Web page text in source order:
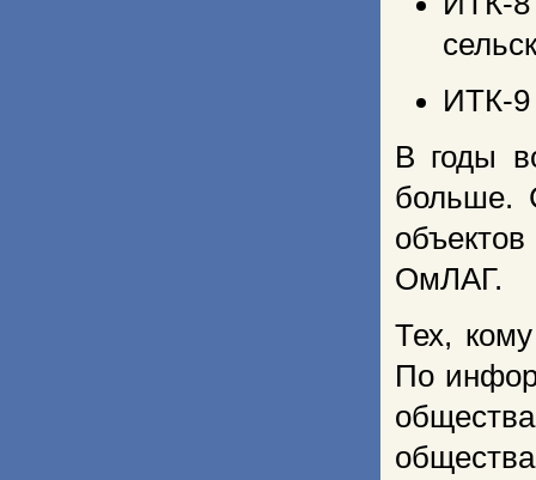
ИТК-9
В годы
больше.
ОмЛАГ.
Тех,
По